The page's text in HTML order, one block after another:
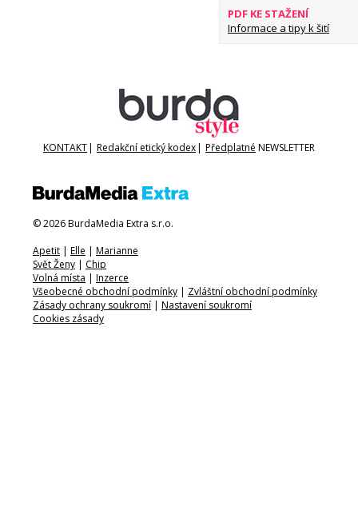
PDF KE STAŽENÍ
Informace a tipy k šití
KONTAKT Redakční etický kodex Předplatné NEWSLETTER
© 2026 BurdaMedia Extra s.r.o.
Apetit | Elle | Marianne
Svět Ženy | Chip
Volná místa | Inzerce
Všeobecné obchodní podmínky | Zvláštní obchodní podmínky
Zásady ochrany soukromí | Nastavení soukromí
Cookies zásady